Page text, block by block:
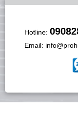
Hotline:
Email: